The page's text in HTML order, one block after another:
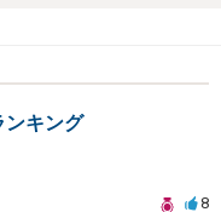
ンキング
8